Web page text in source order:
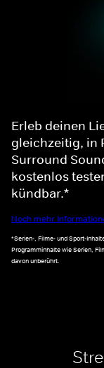
Erleb deinen
gleichzeitig, in
Surround
kostenlos
kündbar.*
Noch mehr
*Serien-, Filme- und Sport-
Programminhalte wie Serien,
davon unberührt.